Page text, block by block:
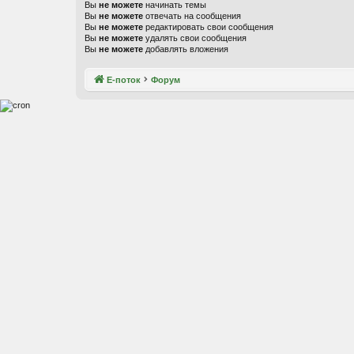
Вы не можете начинать темы
Вы не можете отвечать на сообщения
Вы не можете редактировать свои сообщения
Вы не можете удалять свои сообщения
Вы не можете добавлять вложения
Е-поток Форум